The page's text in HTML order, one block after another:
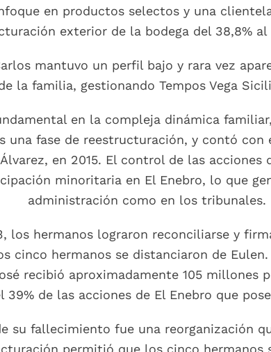
en productos selectos y una
exterior de la bodega del 38,8%
mantuvo un perfil bajo y rara vez
la familia, gestionando Tempos Vega
en la compleja dinámica
una fase de reestructuración, y contó
en 2015. El control de las acciones
minoritaria en El Enebro, lo que
administración como en los tribunales.
los hermanos lograron reconciliarse y
cinco hermanos se distanciaron de
recibió aproximadamente 105 millones
39% de las acciones de El Enebro que
su fallecimiento fue una reorganización